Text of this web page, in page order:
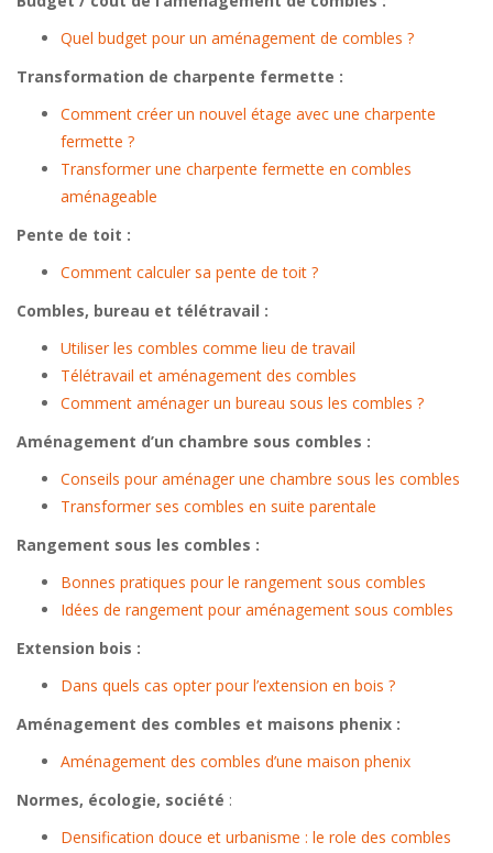
Quel budget pour un aménagement de combles ?
Transformation de charpente fermette :
Comment créer un nouvel étage avec une charpente
fermette ?
Transformer une charpente fermette en combles
aménageable
Pente de toit :
Comment calculer sa pente de toit ?
Combles, bureau et télétravail :
Utiliser les combles comme lieu de travail
Télétravail et aménagement des combles
Comment aménager un bureau sous les combles ?
Aménagement d’un chambre sous combles :
Conseils pour aménager une chambre sous les combles
Transformer ses combles en suite parentale
Rangement sous les combles :
Bonnes pratiques pour le rangement sous combles
Idées de rangement pour aménagement sous combles
Extension bois :
Dans quels cas opter pour l’extension en bois ?
Aménagement des combles et maisons phenix :
Aménagement des combles d’une maison phenix
Normes, écologie, société :
Densification douce et urbanisme : le role des combles